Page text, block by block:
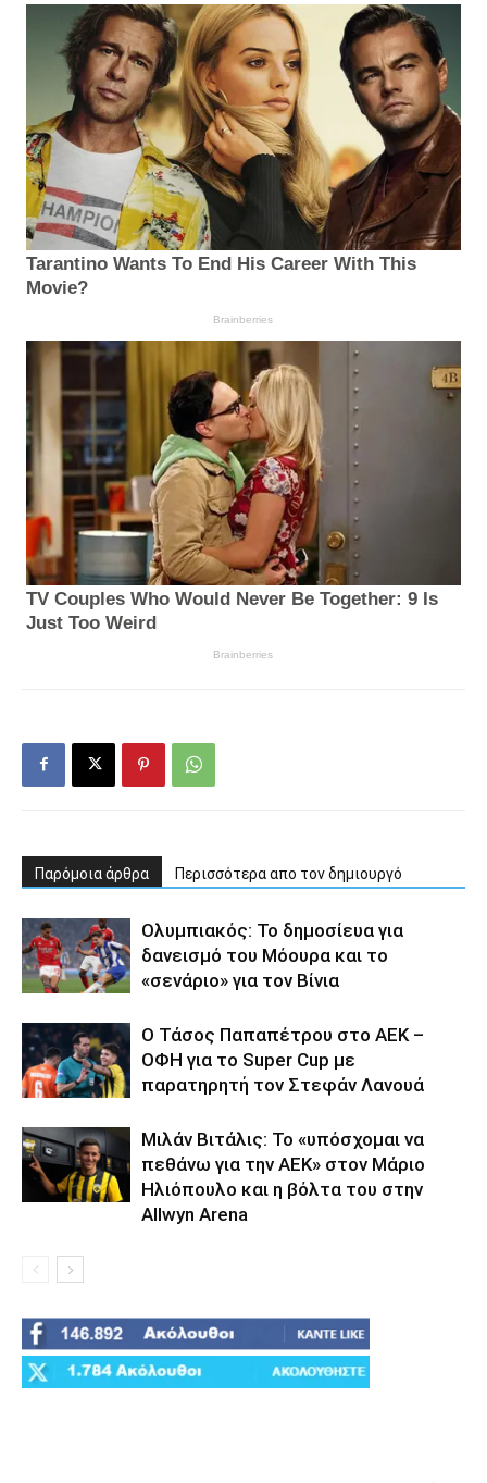
Παρόμοια άρθρα Περισσότερα απο τον δημιουργό
Ολυμπιακός: Το δημοσίευα για
δανεισμό του Μόουρα και το
«σενάριο» για τον Βίνια
Ο Τάσος Παπαπέτρου στο ΑΕΚ –
ΟΦΗ για το Super Cup με
παρατηρητή τον Στεφάν Λανουά
Μιλάν Βιτάλις: Το «υπόσχομαι να
πεθάνω για την ΑΕΚ» στον Μάριο
Ηλιόπουλο και η βόλτα του στην
Allwyn Arena